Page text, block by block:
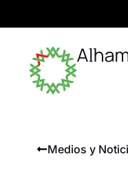
Medios y